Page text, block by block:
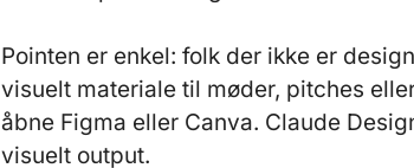
Pointen er enkel: folk der ikke er
visuelt materiale til møder, pitches
åbne Figma eller Canva. Claude
visuelt output.